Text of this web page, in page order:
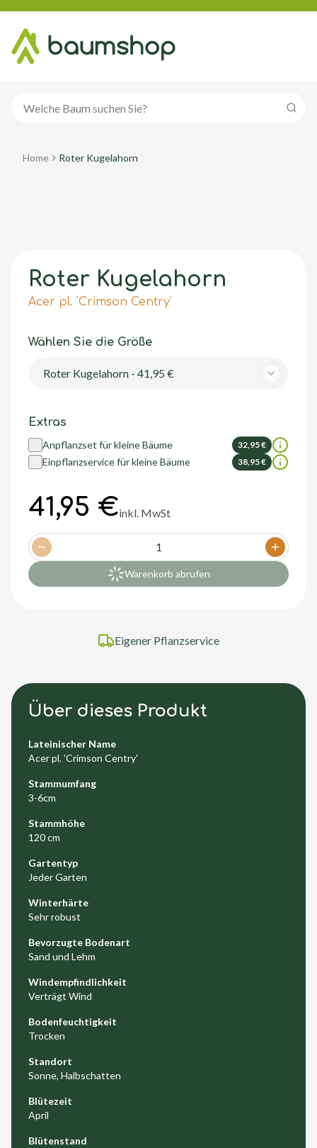
Home Roter Kugelahorn
Roter Kugelahorn
Acer pl. 'Crimson Centry'
Wählen Sie die Größe
Roter Kugelahorn - 41,95 €
Extras
Anpflanzset für kleine Bäume 32,95 €
Einpflanzservice für kleine Bäume 38,95 €
41,95 €inkl. MwSt
Decrease quantity 1
Warenkorb abrufen
Eigener Pflanzservice
Über dieses Produkt
Lateinischer Name
Acer pl. 'Crimson Centry'
Stammumfang
3-6cm
Stammhöhe
120 cm
Gartentyp
Jeder Garten
Winterhärte
Sehr robust
Bevorzugte Bodenart
Sand und Lehm
Windempfindlichkeit
Verträgt Wind
Bodenfeuchtigkeit
Trocken
Standort
Sonne, Halbschatten
Blütezeit
April
Blütenstand